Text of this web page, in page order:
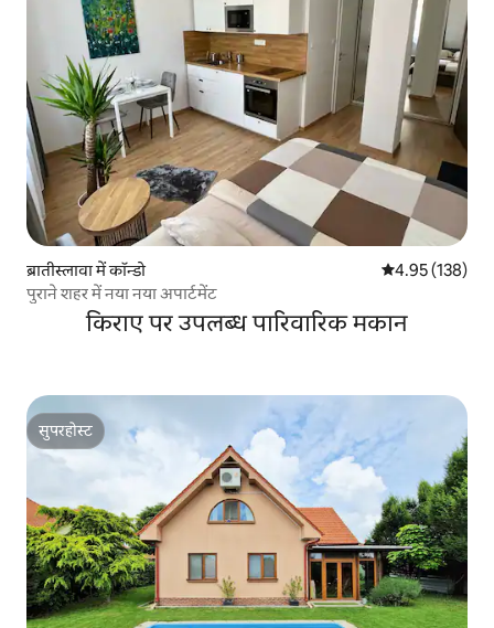
ब्रातीस्लावा में कॉन्डो औसत रेटिंग 5 में से
4.95 (138)
पुराने शहर में नया नया अपार्टमेंट
किराए पर उपलब्ध पारिवारिक मकान
सुपरहोस्ट
सुपरहोस्ट